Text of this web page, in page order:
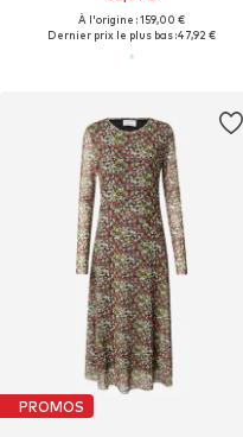
À l'origine : 159,00 €
Dernier prix le plus bas :47,92 €
PROMOS